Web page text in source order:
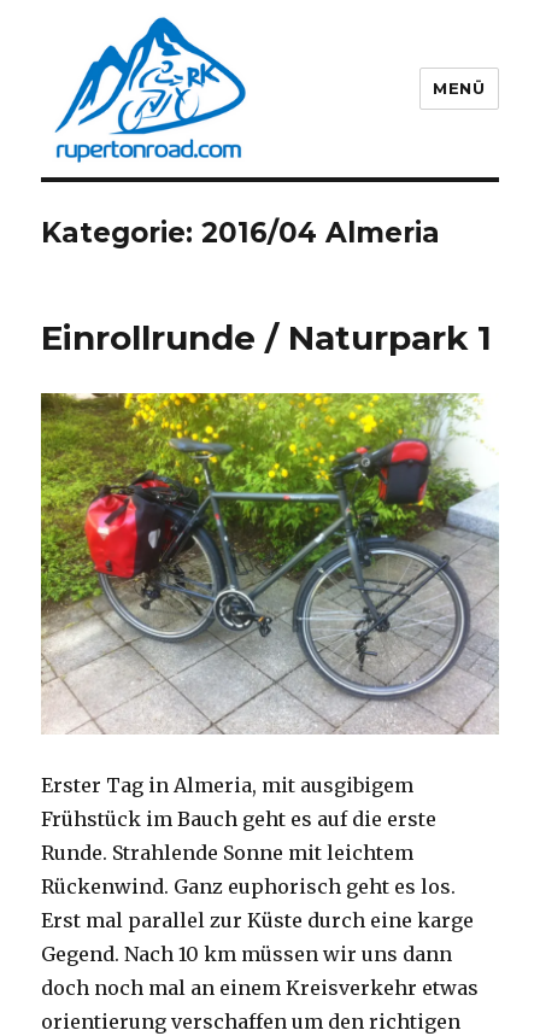
MENÜ
Kategorie:2016/04 Almeria
Einrollrunde / Naturpark 1
Erster Tag in Almeria, mit ausgibigem
Frühstück im Bauch geht es auf die erste
Runde. Strahlende Sonne mit leichtem
Rückenwind. Ganz euphorisch geht es los.
Erst mal parallel zur Küste durch eine karge
Gegend. Nach 10 km müssen wir uns dann
doch noch mal an einem Kreisverkehr etwas
orientierung verschaffen um den richtigen